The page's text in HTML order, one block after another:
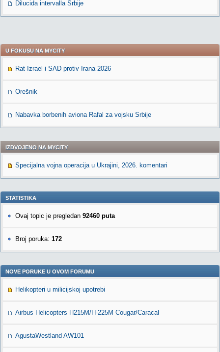
Dilucida intervalla Srbije
U FOKUSU NA MYCITY
Rat Izrael i SAD protiv Irana 2026
Orešnik
Nabavka borbenih aviona Rafal za vojsku Srbije
IZDVOJENO NA MYCITY
Specijalna vojna operacija u Ukrajini, 2026. komentari
STATISTIKA
Ovaj topic je pregledan 92460 puta
Broj poruka: 172
NOVE PORUKE U OVOM FORUMU
Helikopteri u milicijskoj upotrebi
Airbus Helicopters H215M/H-225M Cougar/Caracal
AgustaWestland AW101